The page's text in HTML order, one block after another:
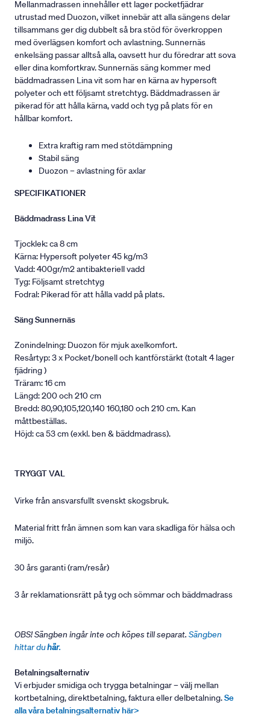
Mellanmadrassen innehåller ett lager pocketfjädrar
utrustad med Duozon, vilket innebär att alla sängens delar
tillsammans ger dig dubbelt så bra stöd för överkroppen
med överlägsen komfort och avlastning. Sunnernäs
enkelsäng passar alltså alla, oavsett hur du föredrar att sova
eller dina komfortkrav. Sunnernäs säng kommer med
bäddmadrassen Lina vit som har en kärna av hypersoft
polyeter och ett följsamt stretchtyg. Bäddmadrassen är
pikerad för att hålla kärna, vadd och tyg på plats för en
hållbar komfort.
Extra kraftig ram med stötdämpning
Stabil säng
Duozon – avlastning för axlar
SPECIFIKATIONER
Bäddmadrass Lina Vit
Tjocklek: ca 8 cm
Kärna: Hypersoft polyeter 45 kg/m3
Vadd: 400gr/m2 antibakteriell vadd
Tyg: Följsamt stretchtyg
Fodral: Pikerad för att hålla vadd på plats.
Säng Sunnernäs
Zonindelning: Duozon för mjuk axelkomfort.
Resårtyp: 3 x Pocket/bonell och kantförstärkt (totalt 4 lager
fjädring )
Träram: 16 cm
Längd: 200 och 210 cm
Bredd: 80,90,105,120,140 160,180 och 210 cm. Kan
måttbeställas.
Höjd: ca 53 cm (exkl. ben & bäddmadrass).
TRYGGT VAL
Virke från ansvarsfullt svenskt skogsbruk.
Material fritt från ämnen som kan vara skadliga för hälsa och
miljö.
30 års garanti (ram/resår)
3 år reklamationsrätt på tyg och sömmar och bäddmadrass
OBS! Sängben ingår inte och köpes till separat. Sängben
hittar duhär.
Betalningsalternativ
Vi erbjuder smidiga och trygga betalningar – välj mellan
kortbetalning, direktbetalning, faktura eller delbetalning.Se
alla våra betalningsalternativ här>